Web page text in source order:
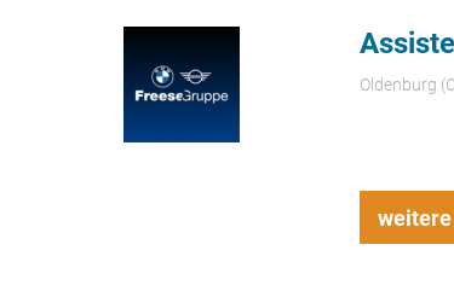
Oldenburg